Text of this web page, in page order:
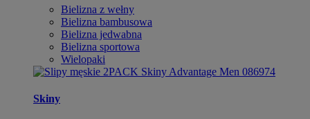
Bielizna z wełny
Bielizna bambusowa
Bielizna jedwabna
Bielizna sportowa
Wielopaki
Skiny